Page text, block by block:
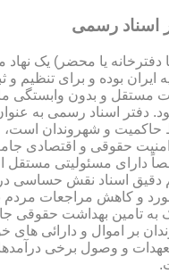
اسناد رسمی
دفترخانه یا محضر) یک
ایران بوده و برای تنظیم
مستقل و بدون وابستگی
دفتر اسناد رسمی به
و شهروندان است،
امنیت حقوقی و اقتصادی
دارای مسئولیتی مستقل
دقیق اسناد نقش حساسی
و کاهش مراجعات مردم
به تامین بهداشت حقوقی
بر اموال و دارائی
و وصول برخی